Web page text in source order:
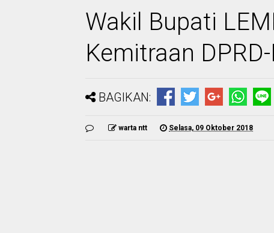
Wakil Bupati
Kemitraan
BAGIKAN:
warta ntt Selasa, 09 Oktober 2018